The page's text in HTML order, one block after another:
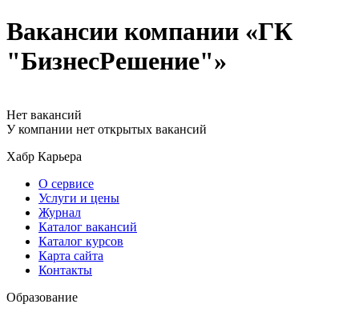
Вакансии компании «ГК
"БизнесРешение"»
Нет вакансий
У компании нет открытых вакансий
Хабр Карьера
О сервисе
Услуги и цены
Журнал
Каталог вакансий
Каталог курсов
Карта сайта
Контакты
Образование